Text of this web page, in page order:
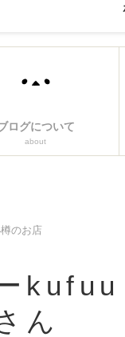
ログについて
about
のお店
ん